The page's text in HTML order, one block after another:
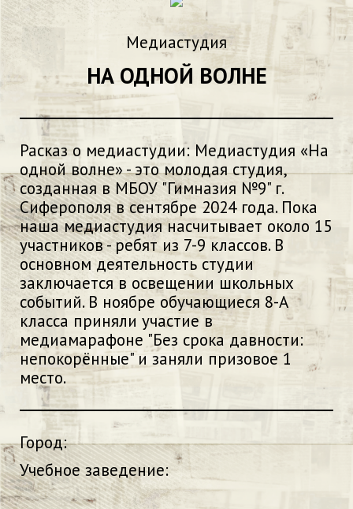
Медиастудия
НА ОДНОЙ ВОЛНЕ
Расказ о медиастудии: Медиастудия «На
одной волне» - это молодая студия,
созданная в МБОУ "Гимназия №9" г.
Сиферополя в сентябре 2024 года. Пока
наша медиастудия насчитывает около 15
участников - ребят из 7-9 классов. В
основном деятельность студии
заключается в освещении школьных
событий. В ноябре обучающиеся 8-А
класса приняли участие в
медиамарафоне "Без срока давности:
непокорённые" и заняли призовое 1
место.
Город:
Учебное заведение: